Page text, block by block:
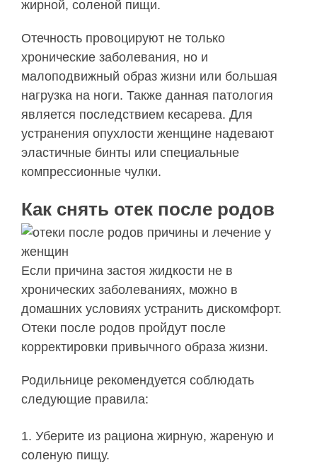
жирной, соленой пищи.
Отечность провоцируют не только
хронические заболевания, но и
малоподвижный образ жизни или большая
нагрузка на ноги. Также данная патология
является последствием кесарева. Для
устранения опухлости женщине надевают
эластичные бинты или специальные
компрессионные чулки.
Как снять отек после родов
Если причина застоя жидкости не в
хронических заболеваниях, можно в
домашних условиях устранить дискомфорт.
Отеки после родов пройдут после
корректировки привычного образа жизни.
Родильнице рекомендуется соблюдать
следующие правила:
Уберите из рациона жирную, жареную и
соленую пищу.